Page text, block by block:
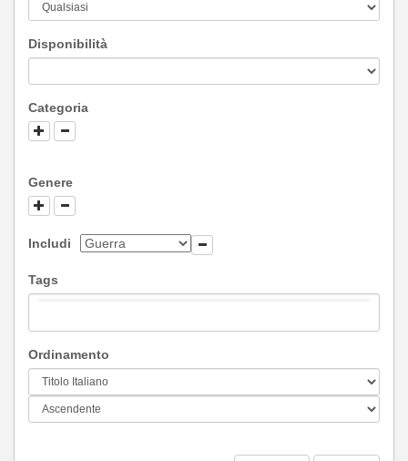
Disponibilità
Categoria
Genere
Includi
Tags
Ordinamento